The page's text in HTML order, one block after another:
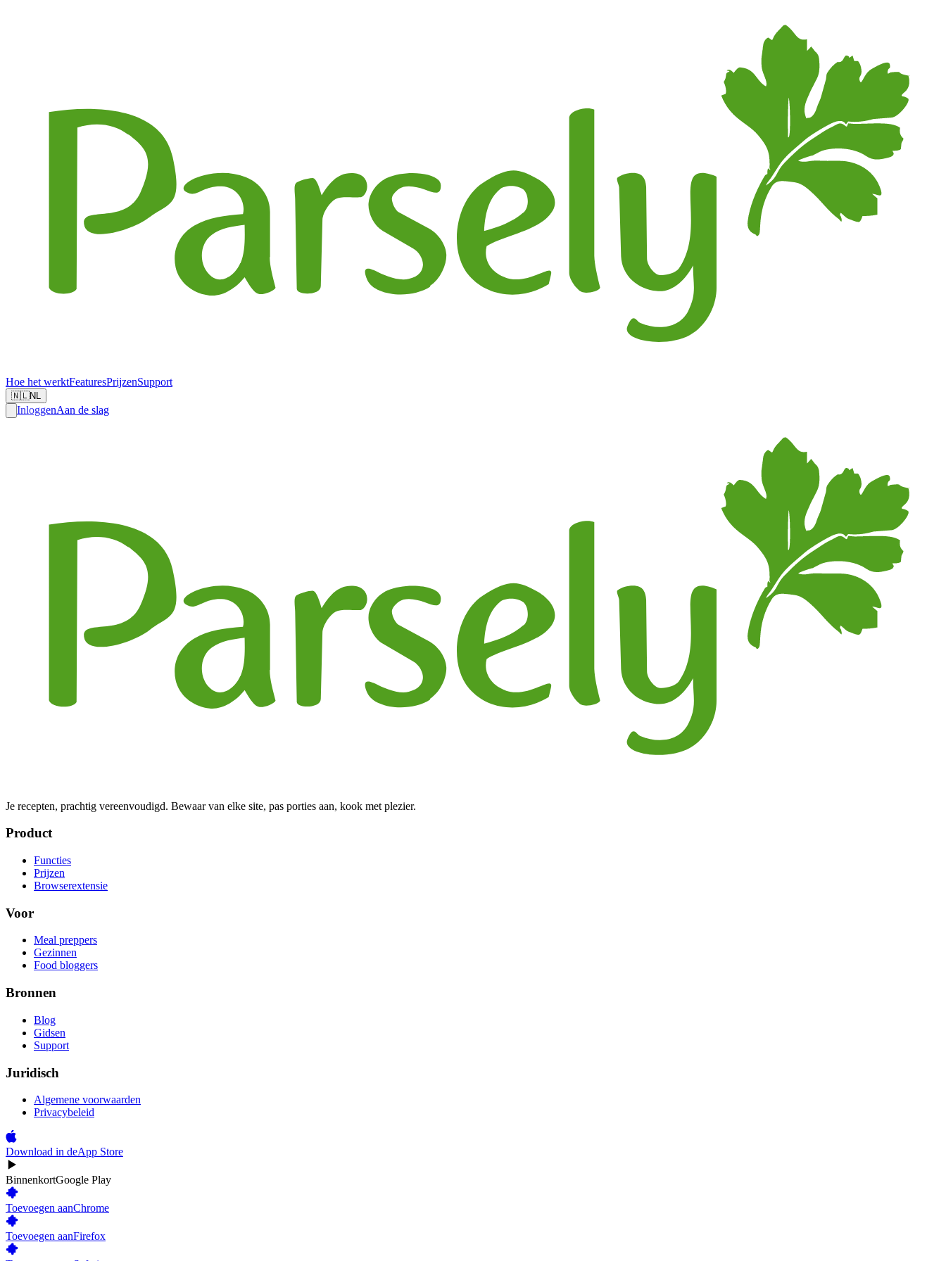
Hoe het werktFeaturesPrijzenSupport
🇳🇱NL
InloggenAan de slag
Je recepten, prachtig vereenvoudigd. Bewaar van elke site, pas porties aan, kook met plezier.
Product
Functies
Prijzen
Browserextensie
Voor
Meal preppers
Gezinnen
Food bloggers
Bronnen
Blog
Gidsen
Support
Juridisch
Algemene voorwaarden
Privacybeleid
Download in deApp Store
BinnenkortGoogle Play
Toevoegen aanChrome
Toevoegen aanFirefox